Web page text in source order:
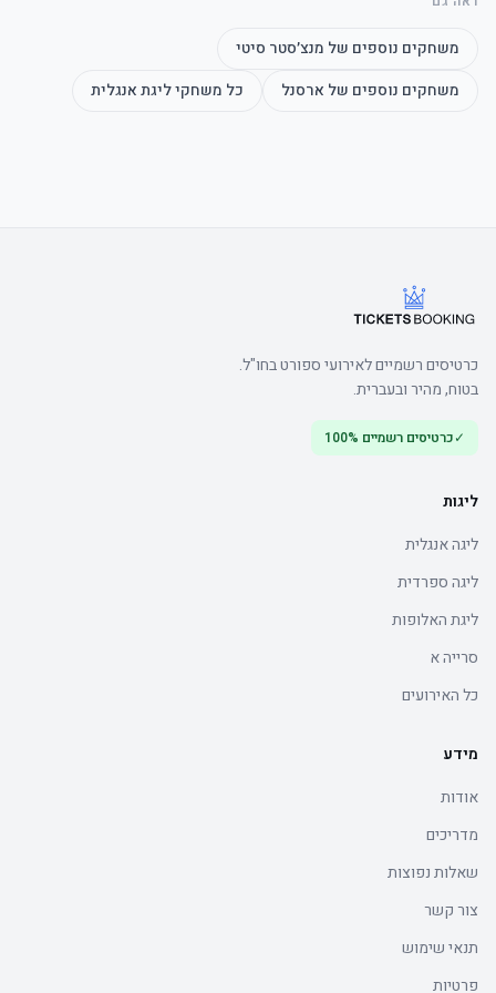
משחקים נוספים של מנצ׳סטר סיטי
משחקים נוספים של ארסנל כל משחקיליגת אנגלית
כרטיסים רשמיים לאירועי ספורט בחו"ל.
בטוח, מהיר ובעברית.
✓כרטיסים רשמיים 100%
ליגות
ליגה אנגלית
ליגה ספרדית
ליגת האלופות
סרייה א
כל האירועים
מידע
אודות
מדריכים
שאלות נפוצות
צור קשר
תנאי שימוש
פרטיות